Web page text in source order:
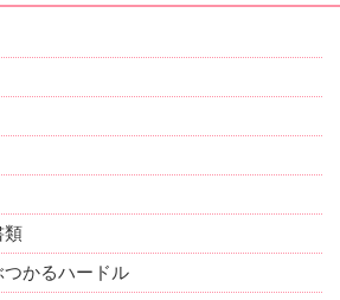
類
かるハードル